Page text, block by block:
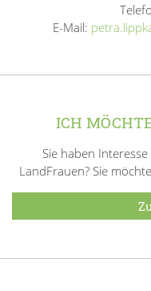
E-Mail:
ICH
Sie haben
LandFrauen? Sie